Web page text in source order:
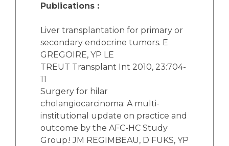
Publications :
Liver transplantation for primary or
secondary endocrine tumors. E
GREGOIRE, YP LE
TREUT Transplant Int 2010, 23:704-
11
Surgery for hilar
cholangiocarcinoma: A multi-
institutional update on practice and
outcome by the AFC-HC Study
Group.! JM REGIMBEAU, D FUKS, YP